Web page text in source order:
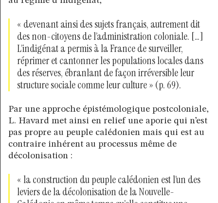
« devenant ainsi des sujets français, autrement dit
des non-citoyens de l’administration coloniale. […]
L’indigénat a permis à la France de surveiller,
réprimer et cantonner les populations locales dans
des réserves, ébranlant de façon irréversible leur
structure sociale comme leur culture » (p. 69).
Par une approche épistémologique postcoloniale,
L. Havard met ainsi en relief une aporie qui n’est
pas propre au peuple calédonien mais qui est au
contraire inhérent au processus même de
décolonisation :
« la construction du peuple calédonien est l’un des
leviers de la décolonisation de la Nouvelle-